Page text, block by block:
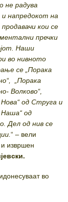
не радува
и напредокот на
кои се
пречки
Наши
во нивното
се „Порака
„Порака
Волково“,
Нова“ од Струга и
Наша“ од
Дел од нив се
“ – вели
и извршен
во